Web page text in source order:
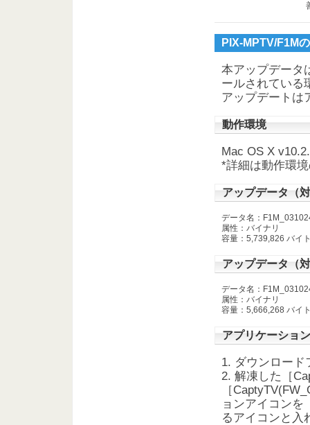
PIX-MPTV/F1M
本アップデータ
ールされている
アップデートは
動作環境
Mac OS X
*詳細は動作環
アップデータ（
データ名：
属性：バイナリ
容量：5,739,826 バイ
アップデータ（
データ名：
属性：バイナリ
容量：5,666,268 バイ
アプリケーショ
1. ダウンロード
2. 解凍した［
［
ョンアイコンを
るアイコンと入